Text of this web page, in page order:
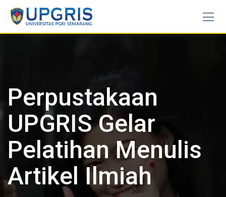
Skip
content
Perpustakaan
UPGRIS Gelar
Pelatihan Menulis
Artikel Ilmiah